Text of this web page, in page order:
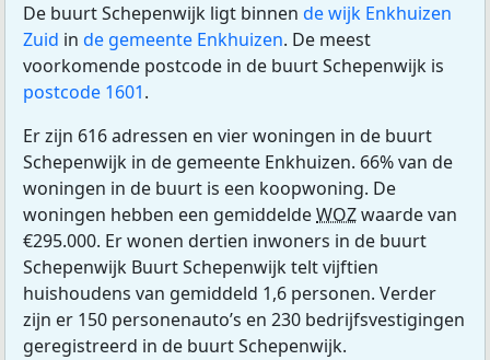
De buurt Schepenwijk ligt binnen de wijk Enkhuizen
Zuid in de gemeente Enkhuizen. De meest
voorkomende postcode in de buurt Schepenwijk is
postcode 1601.
Er zijn 616 adressen en vier woningen in de buurt
Schepenwijk in de gemeente Enkhuizen. 66% van de
woningen in de buurt is een koopwoning. De
woningen hebben een gemiddeldeWOZwaarde van
€295.000. Er wonen dertien inwoners in de buurt
Schepenwijk Buurt Schepenwijk telt vijftien
huishoudens van gemiddeld 1,6 personen. Verder
zijn er 150 personenauto’s en 230 bedrijfsvestigingen
geregistreerd in de buurt Schepenwijk.